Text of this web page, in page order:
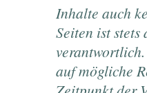
Inhalte auch
Seiten ist
auf mögliche